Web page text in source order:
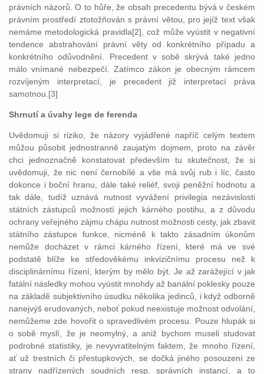
právních názorů. O to hůře, že obsah precedentu bývá v českém
právním prostředí ztotožňován s právní větou, pro jejíž text však
nemáme metodologická pravidla[2], což může vyústit v negativní
tendence abstrahování právní věty od konkrétního případu a
konkrétního odůvodnění. Precedent v sobě skrývá také jedno
málo vnímané nebezpečí. Zatímco zákon je obecným rámcem
rozvíjeným interpretací, je precedent již interpretací práva
samotnou.[3]
Shrnutí a úvahy lege de ferenda
Uvědomuji si riziko, že názory vyjádřené napříč celým textem
můžou působit jednostranně zaujatým dojmem, proto na závěr
chci jednoznačně konstatovat především tu skutečnost, že si
uvědomuji, že nic není černobílé a vše má svůj rub i líc, často
dokonce i boční hranu, dále také reliéf, svoji peněžní hodnotu a
tak dále, tudíž uznává nutnost vyvážení privilegia nezávislosti
státních zástupců možností jejich kárného postihu, a z důvodu
ochrany veřejného zájmu chápu nutnost možnosti cesty, jak zbavit
státního zástupce funkce, nicméně k takto zásadním úkonům
nemůže docházet v rámci kárného řízení, které má ve své
podstatě blíže ke středověkému inkvizičnímu procesu než k
disciplinárnímu řízení, kterým by mělo být. Je až zarážející v jak
fatální následky mohou vyústit mnohdy až banální poklesky pouze
na základě subjektivního úsudku několika jedinců, i když odborně
nanejvýš erudovaných, neboť pokud neexistuje možnost odvolání,
nemůžeme zde hovořit o spravedlivém procesu. Pouze hlupák si
o sobě myslí, že je neomylný, a aniž bychom museli studovat
podrobné statistiky, je nevyvratitelným faktem, že mnoho řízení,
ať už trestních či přestupkových, se dočká jiného posouzení ze
strany nadřízených soudních resp. správních instancí, a to